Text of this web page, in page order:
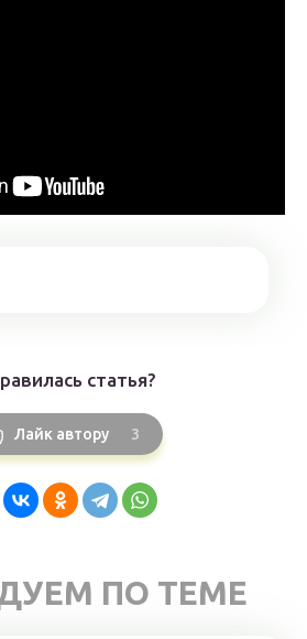
статья?
Лайк автору 3
ПО ТЕМЕ